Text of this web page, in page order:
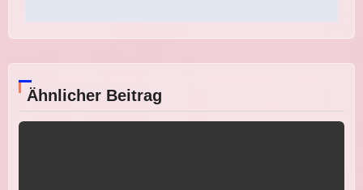
Ähnlicher Beitrag